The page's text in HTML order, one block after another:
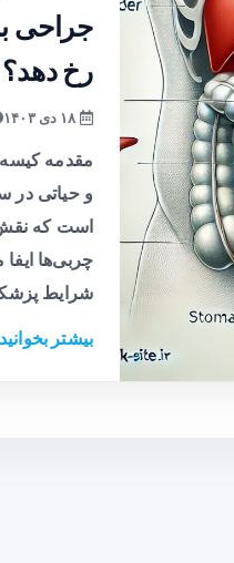
جراحی
رخ دهد؟
مقدمه
و حیاتی در
است که
چربی‌ها
شرایط
بیشتر